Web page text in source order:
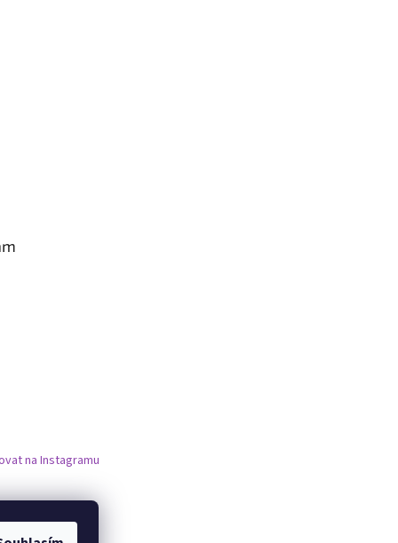
na Instagramu